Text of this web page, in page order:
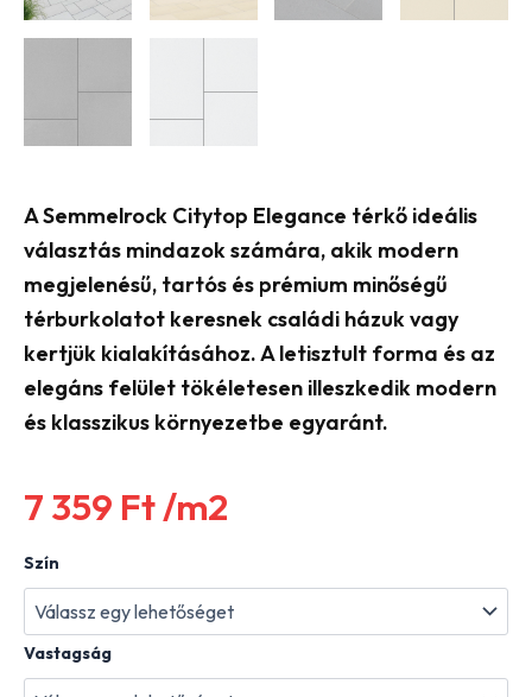
ASemmelrock Citytop Elegance térkő ideális
választás mindazok számára, akik modern
megjelenésű, tartós és prémium minőségű
térburkolatot keresnek családi házuk vagy
kertjük kialakításához. A letisztult forma és az
elegáns felület tökéletesen illeszkedik modern
és klasszikus környezetbe egyaránt.
7 359 Ft/m2
Szín
Vastagság
Semmelrock
Elegance
mennyiség